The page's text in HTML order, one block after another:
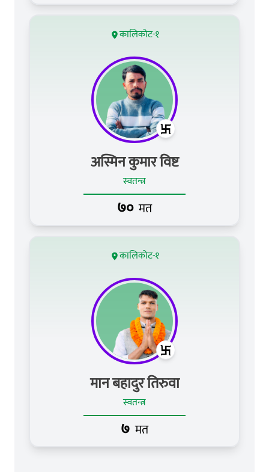
कालिकोट-१
अस्मिन कुमार विष्ट
स्वतन्त्र
७० मत
कालिकोट-१
मान बहादुर तिरुवा
स्वतन्त्र
७ मत